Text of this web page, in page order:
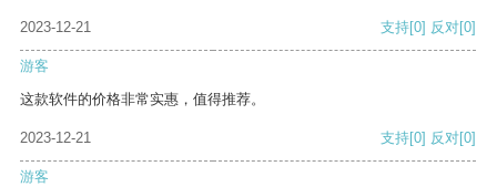
2023-12-21 支持[0] 反对[0]
游客
这款软件的价格非常实惠，值得推荐。
2023-12-21 支持[0] 反对[0]
游客